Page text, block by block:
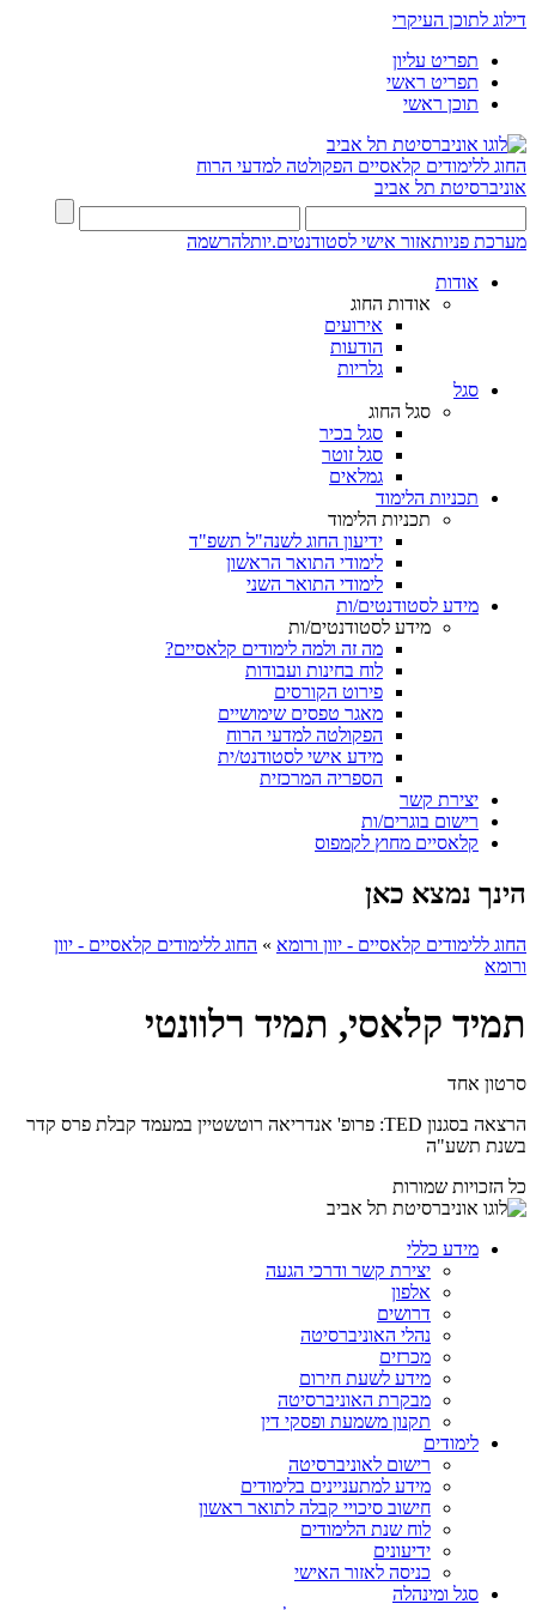
דילוג לתוכן העיקרי
תפריט עליון
תפריט ראשי
תוכן ראשי
החוג ללימודים קלאסיים הפקולטה למדעי הרוח
אוניברסיטת תל אביב
מערכת פניותאזור אישי לסטודנטים.יותלהרשמה
אודות
אודות החוג
אירועים
הודעות
גלריות
סגל
סגל החוג
סגל בכיר
סגל זוטר
גמלאים
תכניות הלימוד
תכניות הלימוד
ידיעון החוג לשנה"ל תשפ"ד
לימודי התואר הראשון
לימודי התואר השני
מידע לסטודנטים/ות
מידע לסטודנטים/ות
מה זה ולמה לימודים קלאסיים?
לוח בחינות ועבודות
פירוט הקורסים
מאגר טפסים שימושיים
הפקולטה למדעי הרוח
מידע אישי לסטודנט/ית
הספריה המרכזית
יצירת קשר
רישום בוגרים/ות
קלאסיים מחוץ לקמפוס
הינך נמצא כאן
החוג ללימודים קלאסיים - יוון ורומא » החוג ללימודים קלאסיים - יוון
ורומא
תמיד קלאסי, תמיד רלוונטי
סרטון אחד
הרצאה בסגנון TED: פרופ' אנדריאה רוטשטיין במעמד קבלת פרס קדר
בשנת תשע"ה
כל הזכויות שמורות
מידע כללי
יצירת קשר ודרכי הגעה
אלפון
דרושים
נהלי האוניברסיטה
מכרזים
מידע לשעת חירום
מבקרת האוניברסיטה
תקנון משמעת ופסקי דין
לימודים
רישום לאוניברסיטה
מידע למתעניינים בלימודים
חישוב סיכויי קבלה לתואר ראשון
לוח שנת הלימודים
ידיעונים
כניסה לאזור האישי
סגל ומינהלה